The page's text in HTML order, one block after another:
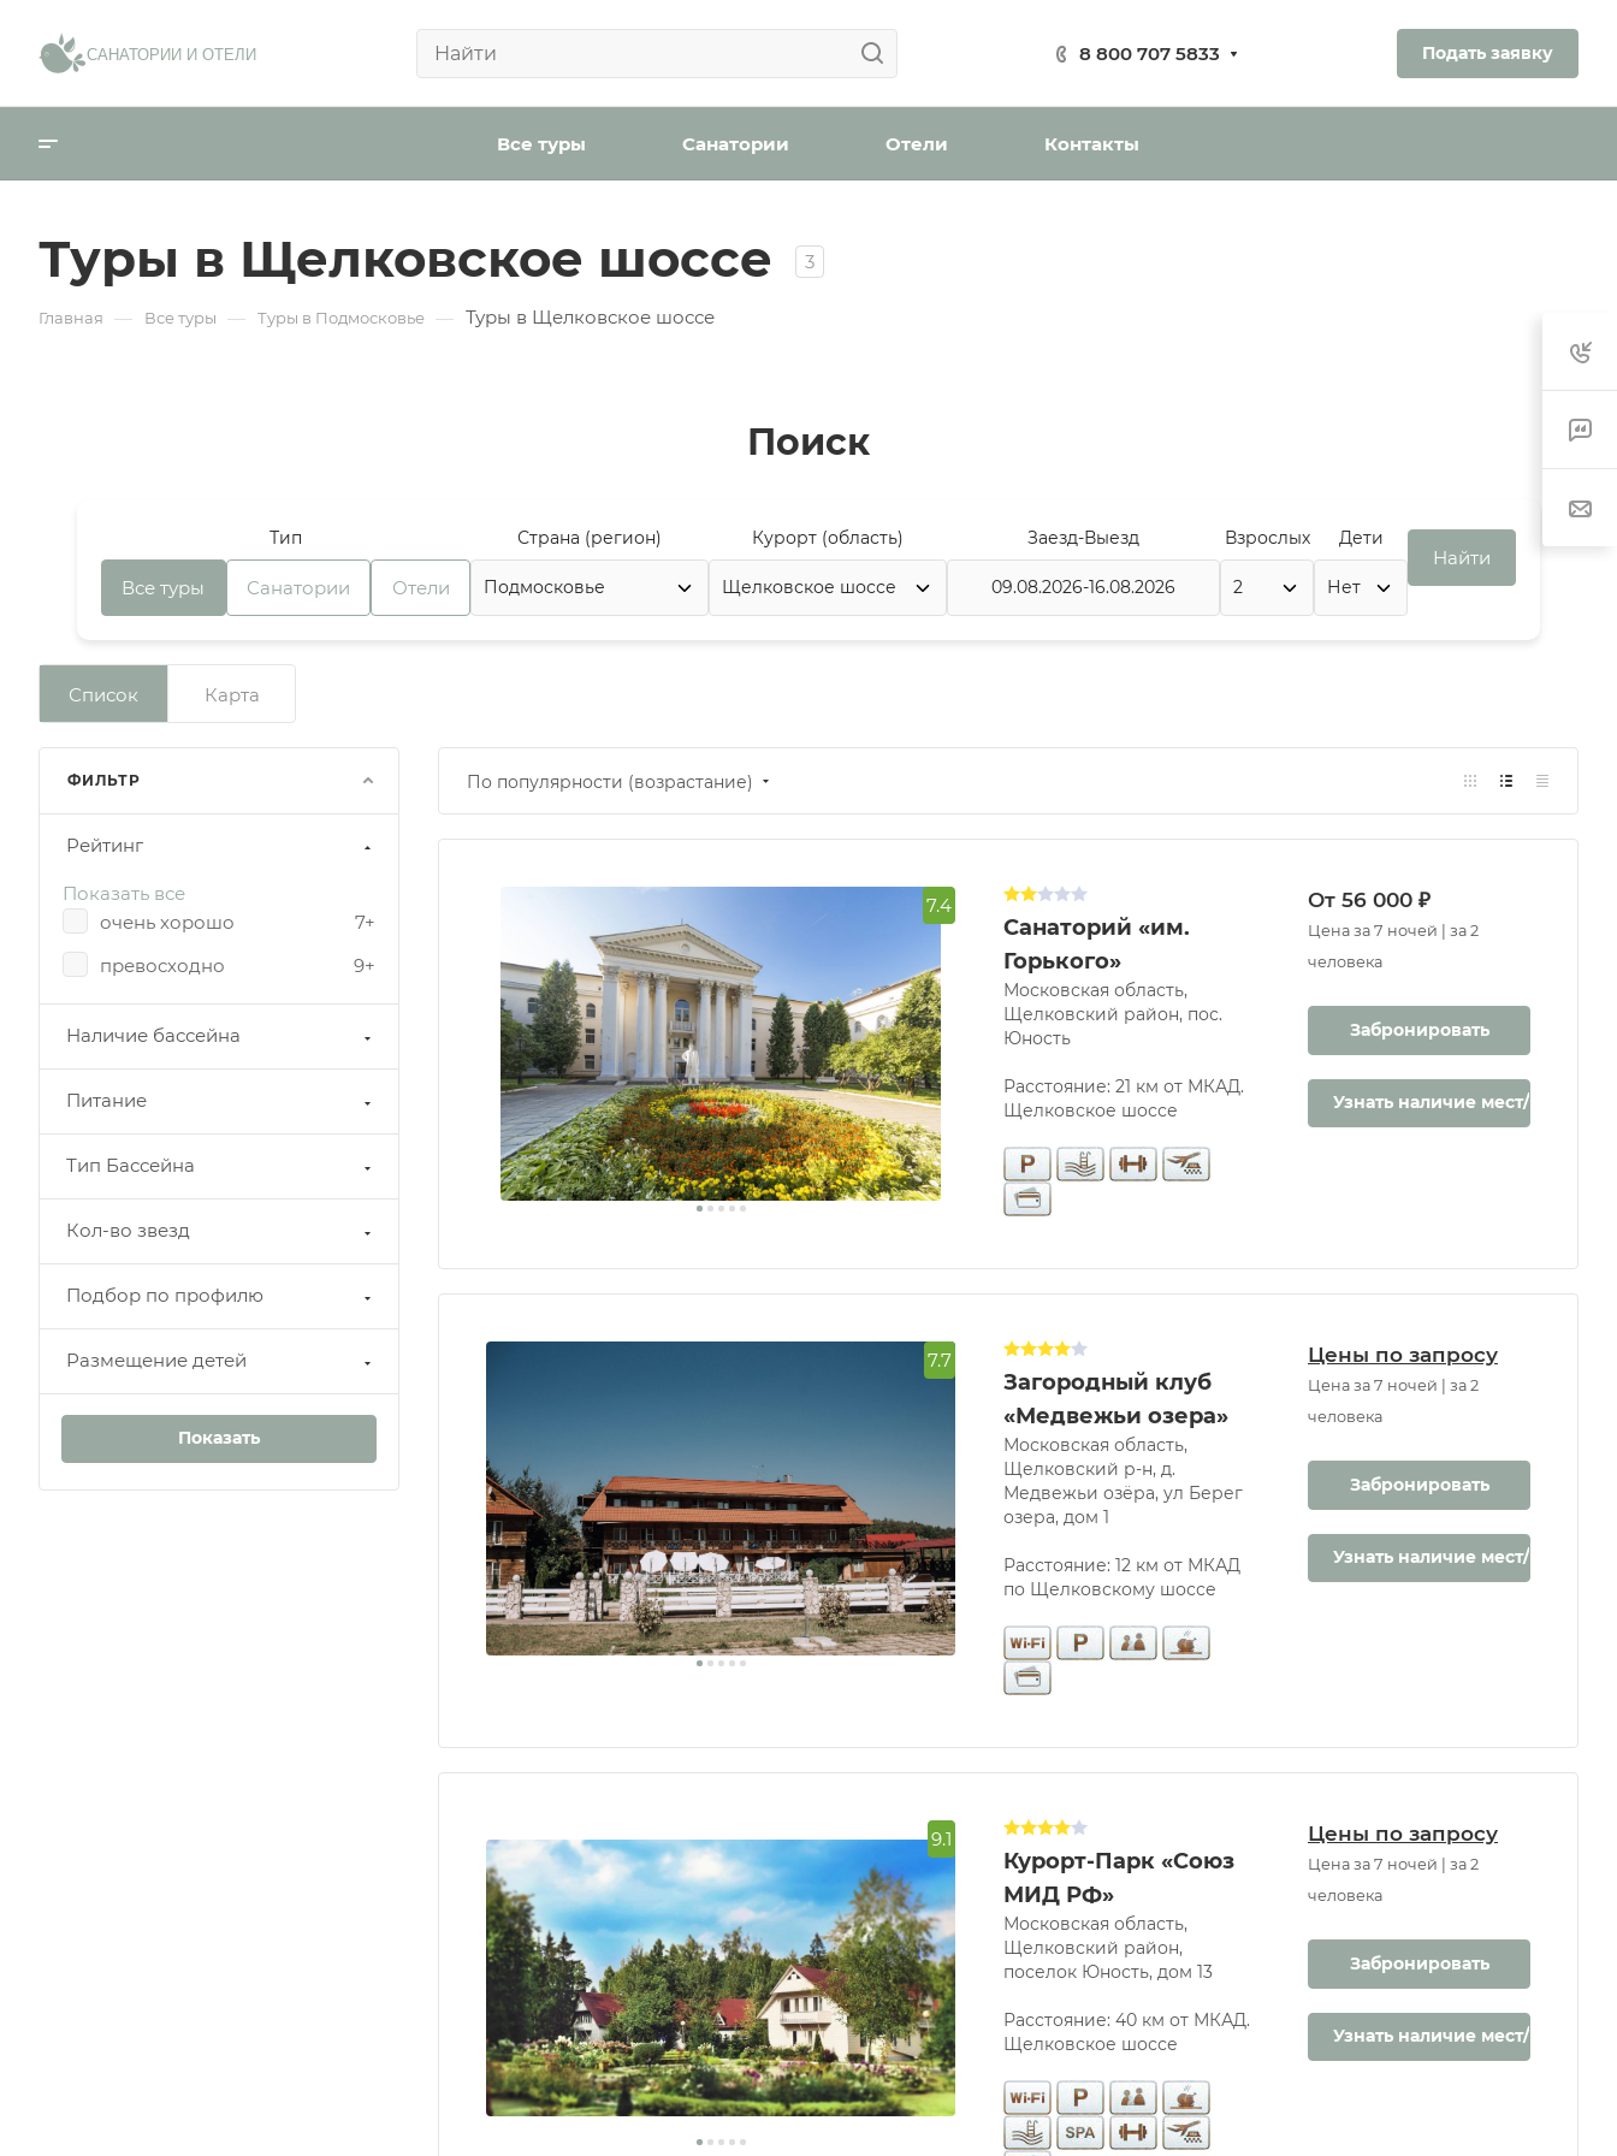
САНАТОРИИ И ОТЕЛИ 8 800 707 5833 Подать заявку
Все туры Санатории Отели Контакты
Туры в Щелковское шоссе 3
Главная — Все туры — Туры в Подмосковье — Туры в Щелковское шоссе
Поиск
Тип
Все туры Санатории Отели
Страна (регион) Курорт (область) Заезд-Выезд Взрослых Дети
Найти
Список Карта
По популярности (возрастание)
День рождения
Проверьте, верно ли указан номер телефона для связи
Мы уведомим вас, когда появятся места в наличии.
7.4
Санаторий «им.
Горького»
Московская область,
Щелковский район, пос.
Юность
Расстояние: 21 км от МКАД.
Щелковское шоссе
От 56 000 ₽
Цена за 7 ночей | за 2
человека
Забронировать
Узнать наличие мест/цену
7.7
Загородный клуб
«Медвежьи озера»
Московская область,
Щелковский р-н, д.
Медвежьи озёра, ул Берег
озера, дом 1
Расстояние: 12 км от МКАД
по Щелковскому шоссе
Цены по запросу
Цена за 7 ночей | за 2
человека
Забронировать
Узнать наличие мест/цену
9.1
Курорт-Парк «Союз
МИД РФ»
Московская область,
Щелковский район,
поселок Юность, дом 13
Расстояние: 40 км от МКАД.
Щелковское шоссе
Цены по запросу
Цена за 7 ночей | за 2
человека
Забронировать
Узнать наличие мест/цену
ФИЛЬТР
Рейтинг
Показать все
очень хорошо
7+
превосходно
9+
Наличие бассейна
Питание
Тип Бассейна
Кол-во звезд
Подбор по профилю
Размещение детей